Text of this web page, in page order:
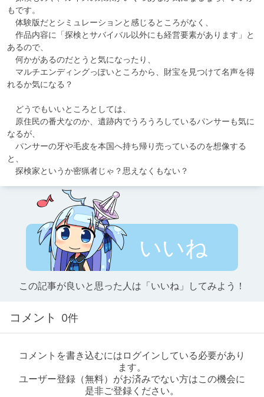
もです。
体験版だとシミュレーションと感じるところがなく、
作品内容に「探検とサバイバル以外にも経営要素があります」と
あるので、
何かがあるのだとうと気になったり、
マルチエンディングっぽいところから、財宝を見つけて名声を得
れるか気になる？
どうでもいいところとしては、
原住民の番犬なのか、遺跡内でうろうろしているパンサーも気に
なるが、
パンサーの牙や毛皮を本国へ持ち帰り売っているのを想像する
と、
探検家というか密猟者じゃ？思えなくもない？
いいね
この記事が良いと思った人は「いいね」してみよう！
コメント 0件
コメントを書き込むにはログインしている必要があり
ます。
ユーザー登録（無料）がお済みでない方はこの機会に
是非ご登録ください。